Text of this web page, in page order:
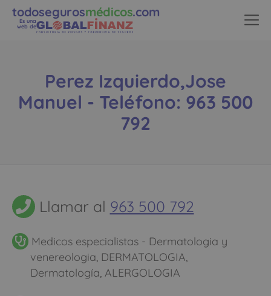
todosegurosmédicos.com
Es una
web de
Perez Izquierdo,Jose
Manuel - Teléfono: 963 500
792
Llamar al 963 500 792
Medicos especialistas - Dermatologia y
venereologia, DERMATOLOGIA,
Dermatología, ALERGOLOGIA